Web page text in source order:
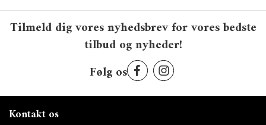
Tilmeld dig vores nyhedsbrev for vores bedste
tilbud og nyheder!
Følg os
Kontakt os